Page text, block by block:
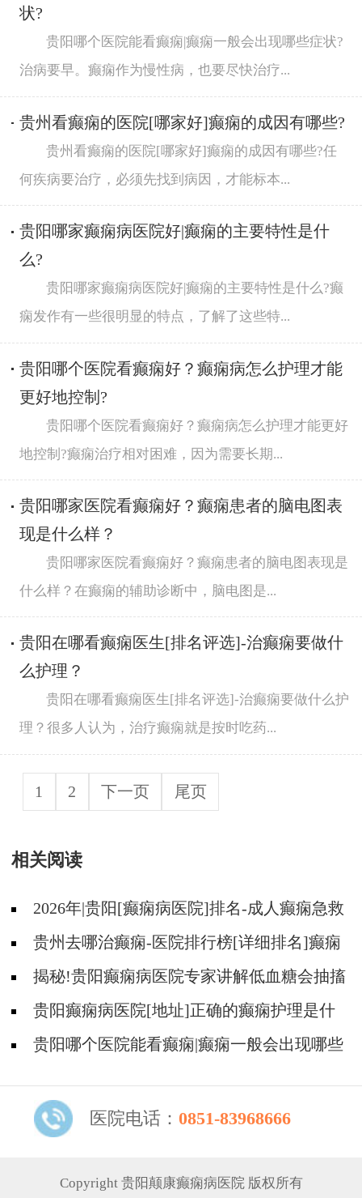
状?
贵阳哪个医院能看癫痫|癫痫一般会出现哪些症状?
治病要早。癫痫作为慢性病，也要尽快治疗...
贵州看癫痫的医院[哪家好]癫痫的成因有哪些?
贵州看癫痫的医院[哪家好]癫痫的成因有哪些?任
何疾病要治疗，必须先找到病因，才能标本...
贵阳哪家癫痫病医院好|癫痫的主要特性是什
么?
贵阳哪家癫痫病医院好|癫痫的主要特性是什么?癫
痫发作有一些很明显的特点，了解了这些特...
贵阳哪个医院看癫痫好？癫痫病怎么护理才能
更好地控制?
贵阳哪个医院看癫痫好？癫痫病怎么护理才能更好
地控制?癫痫治疗相对困难，因为需要长期...
贵阳哪家医院看癫痫好？癫痫患者的脑电图表
现是什么样？
贵阳哪家医院看癫痫好？癫痫患者的脑电图表现是
什么样？在癫痫的辅助诊断中，脑电图是...
贵阳在哪看癫痫医生[排名评选]-治癫痫要做什
么护理？
贵阳在哪看癫痫医生[排名评选]-治癫痫要做什么护
理？很多人认为，治疗癫痫就是按时吃药...
1 2 下一页 尾页
相关阅读
2026年|贵阳[癫痫病医院]排名-成人癫痫急救
措施护理
贵州去哪治癫痫-医院排行榜[详细排名]癫痫
病人可以吃什么食物?
揭秘!贵阳癫痫病医院专家讲解低血糖会抽搐
吗?贵阳癫痫病医院[地址]正确的癫痫护理是什
么?贵阳哪个医院能看癫痫|癫痫一般会出现哪些
医院电话： 0851-83968666
Copyright 贵阳颠康癫痫病医院 版权所有